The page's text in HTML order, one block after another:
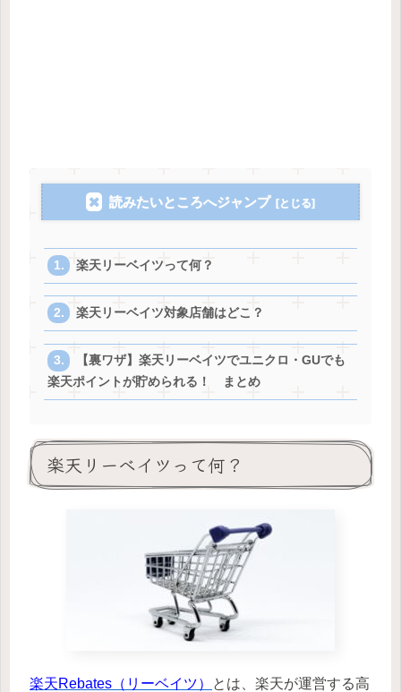
読みたいところへジャンプ
楽天リーベイツって何？
楽天リーベイツ対象店舗はどこ？
【裏ワザ】楽天リーベイツでユニクロ・GUでも
楽天ポイントが貯められる！ まとめ
楽天リーベイツって何？
楽天Rebates（リーベイツ）
とは、楽天が運営する高